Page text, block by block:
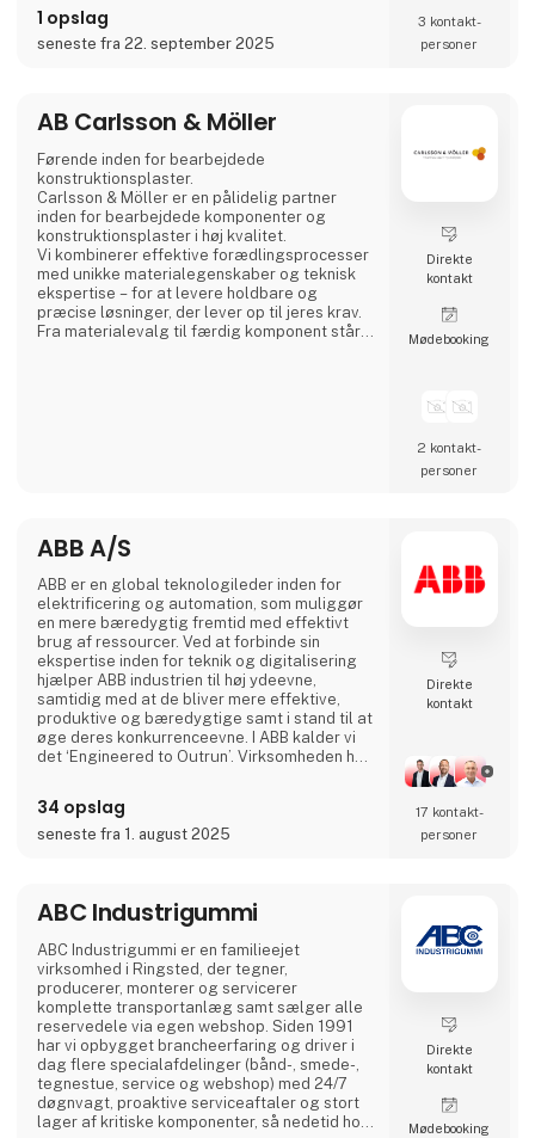
forskellige materialer, herunder stål, rustfrit
stål, aluminium, bronze og teknisk plast. Tjene
1 opslag
seneste fra 22. september 2025
3 kontakt­
personer
AB Carlsson & Möller
Førende inden for bearbejdede
konstruktionsplaster.
Carlsson & Möller er en pålidelig partner
inden for bearbejdede komponenter og
konstruktionsplaster i høj kvalitet.
Vi kombinerer effektive forædlingsprocesser
med unikke materialegenskaber og teknisk
ekspertise – for at levere holdbare og
præcise løsninger, der lever op til jeres krav.
Fra materialevalg til færdig komponent står
Direkte
kontakt
Møde­booking
2 kontakt­
personer
ABB A/S
ABB er en global teknologileder inden for
elektrificering og automation, som muliggør
en mere bæredygtig fremtid med effektivt
brug af ressourcer. Ved at forbinde sin
ekspertise inden for teknik og digitalisering
hjælper ABB industrien til høj ydeevne,
samtidig med at de bliver mere effektive,
produktive og bæredygtige samt i stand til at
øge deres konkurrenceevne. I ABB kalder vi
det ‘Engineered to Outrun’. Virksomheden har
noteret på SIX Swiss Exchange (ABBN) og
Nasdaq Stockholm (ABB). www.abb.com
34 opslag
seneste fra 1. august 2025
Direkte
kontakt
17 kontakt­
personer
ABC Industrigummi
ABC Industrigummi er en familieejet
virksomhed i Ringsted, der tegner,
producerer, monterer og servicerer
komplette transportanlæg samt sælger alle
reservedele via egen webshop. Siden 1991
har vi opbygget brancheerfaring og driver i
dag flere specialafdelinger (bånd-, smede-,
tegnestue, service og webshop) med 24/7
døgnvagt, proaktive serviceaftaler og stort
lager af kritiske komponenter, så nedetid hos
Direkte
kontakt
Møde­booking